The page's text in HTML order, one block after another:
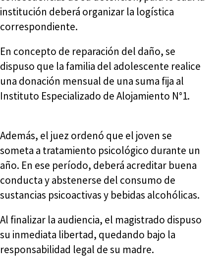
institución deberá organizar la logística
correspondiente.
En concepto de reparación del daño, se
dispuso que la familia del adolescente realice
una donación mensual de una suma fija al
Instituto Especializado de Alojamiento N°1.
Además, el juez ordenó que el joven se
someta a tratamiento psicológico durante un
año. En ese período, deberá acreditar buena
conducta y abstenerse del consumo de
sustancias psicoactivas y bebidas alcohólicas.
Al finalizar la audiencia, el magistrado dispuso
su inmediata libertad, quedando bajo la
responsabilidad legal de su madre.